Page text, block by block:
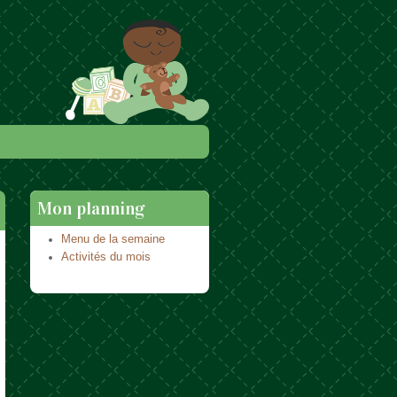
Mon planning
Menu de la semaine
Activités du mois